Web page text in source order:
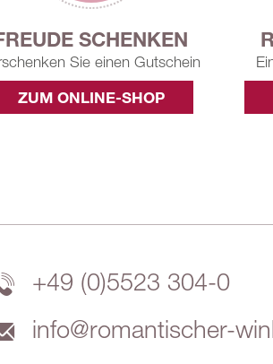
ROWI-PRODUKTE
Ein Stück Rowi für Zuhause
ZUM ONLINE-SHOP
+49 (0)5523 304-0
info@romantischer-